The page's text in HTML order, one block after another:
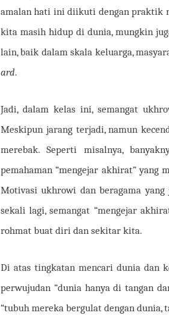
amalan hati ini diikuti dengan praktik
kita masih hidup di dunia, mungkin
lain, baik dalam skala keluarga,
ard.
Jadi, dalam kelas ini, semangat
Meskipun jarang terjadi, namun
merebak. Seperti misalnya,
pemahaman “mengejar akhirat”
Motivasi ukhrowi dan beragama
sekali lagi, semangat “mengejar
rohmat buat diri dan sekitar kita.
Di atas tingkatan mencari dunia dan
perwujudan “dunia hanya di tangan
“tubuh mereka bergulat dengan dunia,